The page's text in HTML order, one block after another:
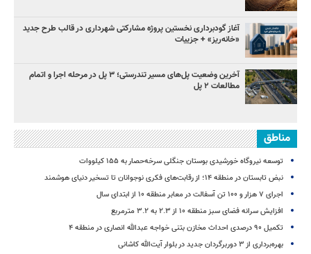
آغاز گودبرداری نخستین پروژه مشارکتی شهرداری در قالب طرح جدید
«خانه‌ریز» + جزییات
آخرین وضعیت پل‌های مسیر تندرستی؛ ۳ پل در مرحله اجرا و اتمام
مطالعات ۲ پل
مناطق
توسعه نیروگاه خورشیدی بوستان جنگلی سرخه‌حصار به ۱۵۵ کیلووات
نبض تابستان در منطقه ۱۴؛ از رقابت‌های فکری نوجوانان تا تسخیر دنیای هوشمند
اجرای ۷ هزار و ۱۰۰ تن آسفالت در معابر منطقه ۱۰ از ابتدای سال
افزایش سرانه فضای سبز منطقه ۱۰ از ۲.۳ به ۳.۲ مترمربع
تکمیل ۹۰ درصدی احداث مخازن بتنی خواجه عبدالله انصاری در منطقه ۴
بهره‌برداری از ۳ دوربرگردان جدید در بلوار آیت‌الله کاشانی